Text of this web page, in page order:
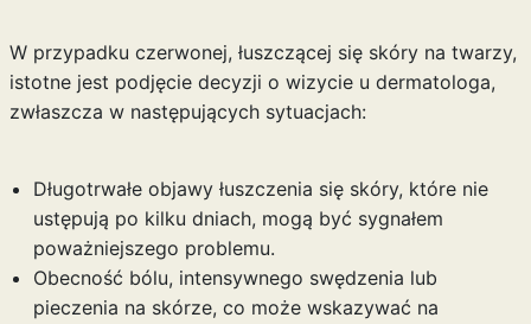
W przypadku czerwonej, łuszczącej się skóry na twarzy,
istotne jest podjęcie decyzji o wizycie u dermatologa,
zwłaszcza w następujących sytuacjach:
Długotrwałe objawy łuszczenia się skóry, które nie
ustępują po kilku dniach, mogą być sygnałem
poważniejszego problemu.
Obecność bólu, intensywnego swędzenia lub
pieczenia na skórze, co może wskazywać na